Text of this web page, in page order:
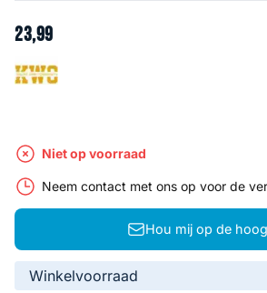
23,99
Niet op voorraad
Neem contact met ons op voor de
Hou mij op de
Winkelvoorraad